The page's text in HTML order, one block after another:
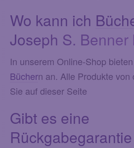
Wo kann ich
Joseph S. Benner
In unserem Online-Shop
Büchern an. Alle Produkte
Sie auf dieser Seite
Gibt es eine